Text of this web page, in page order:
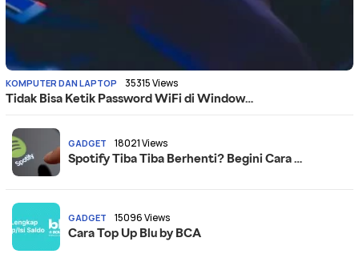
KOMPUTER DAN LAPTOP 35315 Views
Tidak Bisa Ketik Password WiFi di Window…
GADGET 18021 Views
Spotify Tiba Tiba Berhenti? Begini Cara …
GADGET 15096 Views
Cara Top Up Blu by BCA